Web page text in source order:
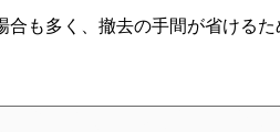
も多く、撤去の手間が省ける